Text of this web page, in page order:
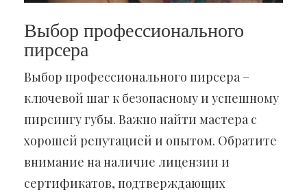
Выбор профессионального
пирсера
Выбор профессионального пирсера –
ключевой шаг к безопасному и успешному
пирсингу губы. Важно найти мастера с
хорошей репутацией и опытом. Обратите
внимание на наличие лицензии и
сертификатов, подтверждающих